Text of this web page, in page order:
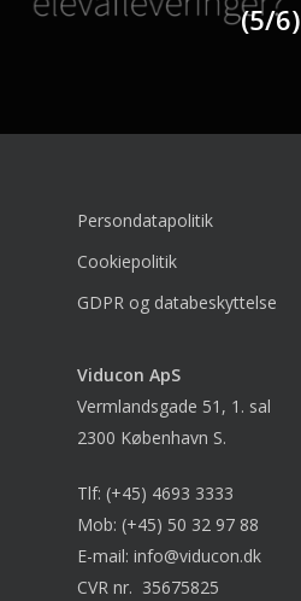
(5/6)
Persondatapolitik
Cookiepolitik
GDPR og databeskyttelse
Viducon ApS
Vermlandsgade 51, 1. sal
2300 København S.
Tlf: (+45) 4693 3333
Mob: (+45) 50 32 97 88
E-mail: info@viducon.dk
CVR nr. 35675825